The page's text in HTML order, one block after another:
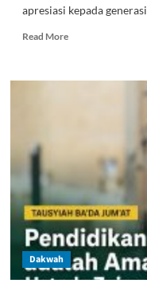
apresiasi kepada
Read MoreRead
PC
Apresiasi
Berprestasi
Festival
Anak
Sholeh
dan
Pildacil
Dakwah